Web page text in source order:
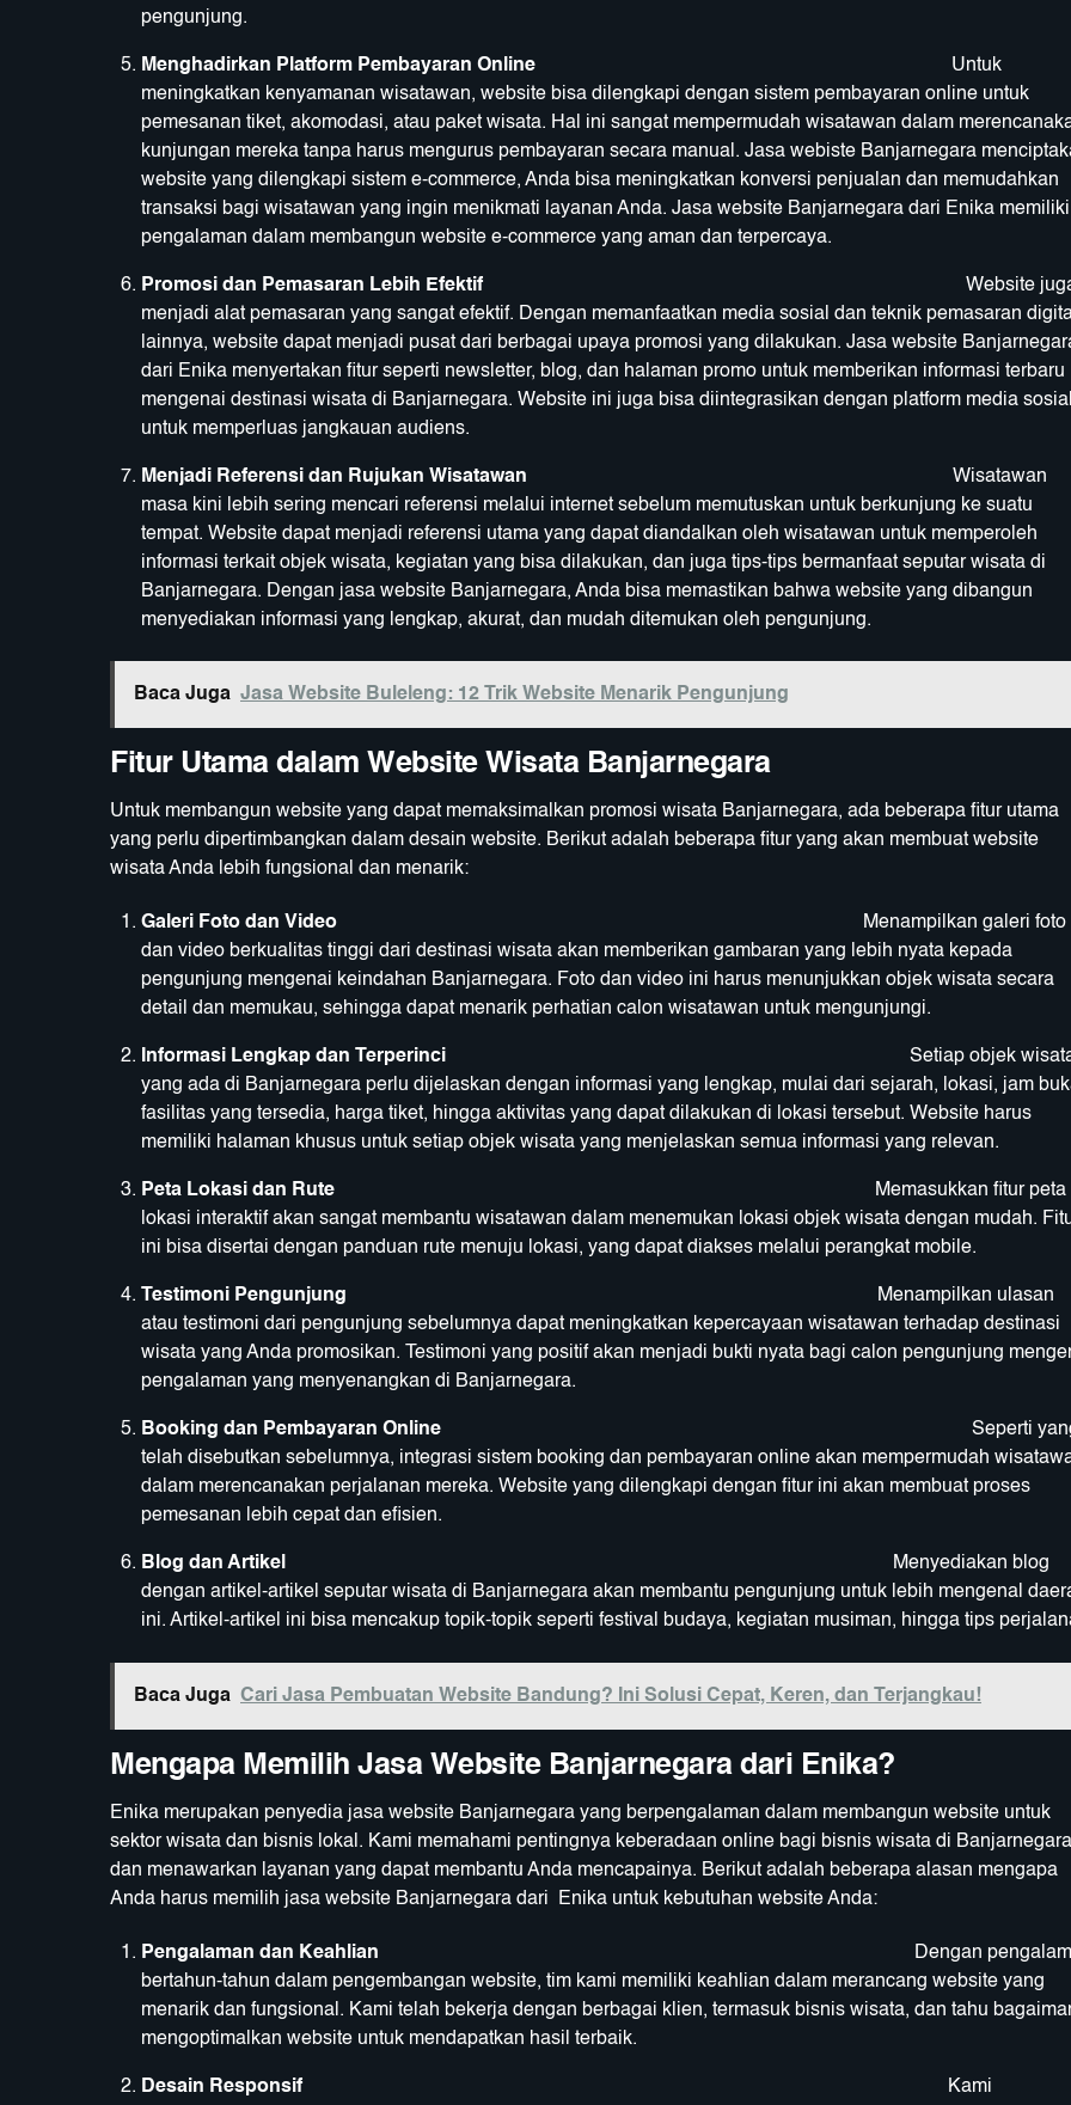
pengunjung.
Menghadirkan Platform Pembayaran OnlineUntuk
meningkatkan kenyamanan wisatawan, website bisa dilengkapi dengan sistem pembayaran online untuk
pemesanan tiket, akomodasi, atau paket wisata. Hal ini sangat mempermudah wisatawan dalam
kunjungan mereka tanpa harus mengurus pembayaran secara manual. Jasa webiste Banjarnegara
website yang dilengkapi sistem e-commerce, Anda bisa meningkatkan konversi penjualan dan memudahkan
transaksi bagi wisatawan yang ingin menikmati layanan Anda. Jasa website Banjarnegara dari Enika memiliki
pengalaman dalam membangun website e-commerce yang aman dan terpercaya.
Promosi dan Pemasaran Lebih EfektifWebsite
menjadi alat pemasaran yang sangat efektif. Dengan memanfaatkan media sosial dan teknik pemasaran
lainnya, website dapat menjadi pusat dari berbagai upaya promosi yang dilakukan. Jasa website
dari Enika menyertakan fitur seperti newsletter, blog, dan halaman promo untuk memberikan informasi terbaru
mengenai destinasi wisata di Banjarnegara. Website ini juga bisa diintegrasikan dengan platform media
untuk memperluas jangkauan audiens.
Menjadi Referensi dan Rujukan Wisatawan Wisatawan
masa kini lebih sering mencari referensi melalui internet sebelum memutuskan untuk berkunjung ke suatu
tempat. Website dapat menjadi referensi utama yang dapat diandalkan oleh wisatawan untuk memperoleh
informasi terkait objek wisata, kegiatan yang bisa dilakukan, dan juga tips-tips bermanfaat seputar wisata di
Banjarnegara. Dengan jasa website Banjarnegara, Anda bisa memastikan bahwa website yang dibangun
menyediakan informasi yang lengkap, akurat, dan mudah ditemukan oleh pengunjung.
Baca Juga Jasa Website Buleleng: 12 Trik Website Menarik Pengunjung
Fitur Utama dalam Website Wisata Banjarnegara
Untuk membangun website yang dapat memaksimalkan promosi wisata Banjarnegara, ada beberapa fitur utama
yang perlu dipertimbangkan dalam desain website. Berikut adalah beberapa fitur yang akan membuat website
wisata Anda lebih fungsional dan menarik:
Galeri Foto dan VideoMenampilkan galeri foto
dan video berkualitas tinggi dari destinasi wisata akan memberikan gambaran yang lebih nyata kepada
pengunjung mengenai keindahan Banjarnegara. Foto dan video ini harus menunjukkan objek wisata secara
detail dan memukau, sehingga dapat menarik perhatian calon wisatawan untuk mengunjungi.
Informasi Lengkap dan TerperinciSetiap objek
yang ada di Banjarnegara perlu dijelaskan dengan informasi yang lengkap, mulai dari sejarah, lokasi, jam
fasilitas yang tersedia, harga tiket, hingga aktivitas yang dapat dilakukan di lokasi tersebut. Website harus
memiliki halaman khusus untuk setiap objek wisata yang menjelaskan semua informasi yang relevan.
Peta Lokasi dan RuteMemasukkan fitur peta
lokasi interaktif akan sangat membantu wisatawan dalam menemukan lokasi objek wisata dengan mudah.
ini bisa disertai dengan panduan rute menuju lokasi, yang dapat diakses melalui perangkat mobile.
Testimoni Pengunjung Menampilkan ulasan
atau testimoni dari pengunjung sebelumnya dapat meningkatkan kepercayaan wisatawan terhadap destinasi
wisata yang Anda promosikan. Testimoni yang positif akan menjadi bukti nyata bagi calon pengunjung
pengalaman yang menyenangkan di Banjarnegara.
Booking dan Pembayaran OnlineSeperti
telah disebutkan sebelumnya, integrasi sistem booking dan pembayaran online akan mempermudah
dalam merencanakan perjalanan mereka. Website yang dilengkapi dengan fitur ini akan membuat proses
pemesanan lebih cepat dan efisien.
Blog dan Artikel
Menyediakan blog
dengan artikel-artikel seputar wisata di Banjarnegara akan membantu pengunjung untuk lebih mengenal
ini. Artikel-artikel ini bisa mencakup topik-topik seperti festival budaya, kegiatan musiman, hingga tips
Baca Juga Cari Jasa Pembuatan Website Bandung? Ini Solusi Cepat, Keren, dan Terjangkau!
Mengapa Memilih Jasa Website Banjarnegaradari Enika?
Enika merupakan penyedia jasa website Banjarnegara yang berpengalaman dalam membangun website untuk
sektor wisata dan bisnis lokal. Kami memahami pentingnya keberadaan online bagi bisnis wisata di Banjarnegara
dan menawarkan layanan yang dapat membantu Anda mencapainya. Berikut adalah beberapa alasan mengapa
Anda harus memilih jasa website Banjarnegara dari Enika untuk kebutuhan website Anda:
Pengalaman dan Keahlian Dengan
bertahun-tahun dalam pengembangan website, tim kami memiliki keahlian dalam merancang website yang
menarik dan fungsional. Kami telah bekerja dengan berbagai klien, termasuk bisnis wisata, dan tahu
mengoptimalkan website untuk mendapatkan hasil terbaik.
Desain ResponsifKami